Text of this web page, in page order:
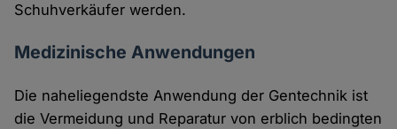
Schuhverkäufer werden.
Medizinische Anwendungen
Die naheliegendste Anwendung der Gentechnik ist
die Vermeidung und Reparatur von erblich bedingten